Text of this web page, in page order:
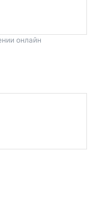
онлайн